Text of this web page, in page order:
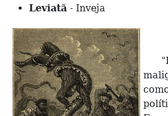
Leviatã - Inveja